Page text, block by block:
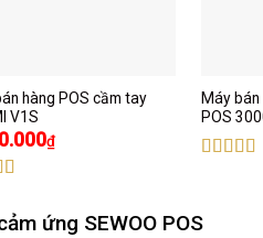
hàng POS cầm tay
V1S
₫
5.00
Máy
POS
ứng SEWOO POS